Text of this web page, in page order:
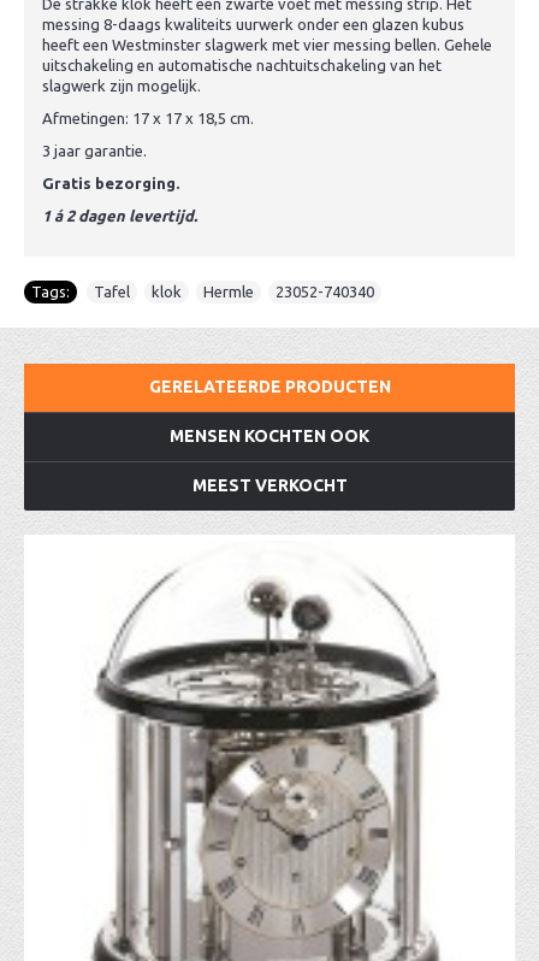
De strakke klok heeft een zwarte voet met messing strip. Het
messing 8-daags kwaliteits uurwerk onder een glazen kubus
heeft een Westminster slagwerk met vier messing bellen. Gehele
uitschakeling en automatische nachtuitschakeling van het
slagwerk zijn mogelijk.
Afmetingen: 17 x 17 x 18,5 cm.
3 jaar garantie.
Gratis bezorging.
1 á 2 dagen levertijd.
Tags: Tafel klok Hermle 23052-740340
GERELATEERDE PRODUCTEN
MENSEN KOCHTEN OOK
MEEST VERKOCHT